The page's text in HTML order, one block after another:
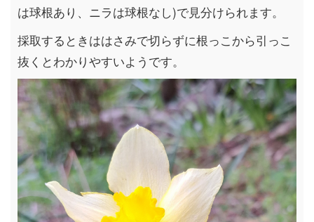
は球根あり、ニラは球根なし)で見分けられます。
採取するときははさみで切らずに根っこから引っこ
抜くとわかりやすいようです。